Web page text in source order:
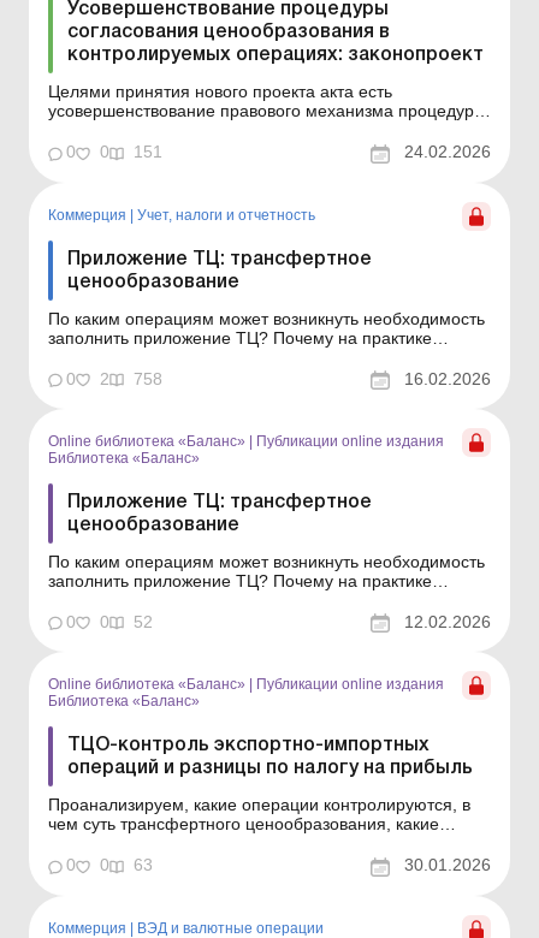
Усовершенствование процедуры
согласования ценообразования в
контролируемых операциях: законопроект
Целями принятия нового проекта акта есть
усовершенствование правового механизма процедуры
предварительного согласования ценообразования в
контролируемых операциях. Подробности см. ниже.
ценообразование Уведомление об обн...
0 0 151 24.02.2026
Коммерция | Учет, налоги и отчетность
Приложение ТЦ: трансфертное
ценообразование
По каким операциям может возникнуть необходимость
заполнить приложение ТЦ? Почему на практике
основной отчетной декларацией, а с уточняющей? Как
заполнить это приложение и какие данные из Отчета о
на эти в...
0 2 758 16.02.2026
Online библиотека «Баланс»
Публикации online издания
Библиотека «Баланс»
Приложение ТЦ: трансфертное
ценообразование
По каким операциям может возникнуть необходимость
заполнить приложение ТЦ? Почему на практике
основной отчетной декларацией, а с уточняющей? Как
заполнить это приложение и какие данные из Отчета о
на эти...
0 0 52 12.02.2026
Online библиотека «Баланс»
Публикации online издания
Библиотека «Баланс»
ТЦО-контроль экспортно-импортных
операций и разницы по налогу на прибыль
Проанализируем, какие операции контролируются, в
чем суть трансфертного ценообразования, какие
и что такое «конструктивные дивиденды». Серия
Библиотека «Баланс» Спецтема «Разницы по налогу
0 0 63 30.01.2026
Коммерция | ВЭД и валютные операции